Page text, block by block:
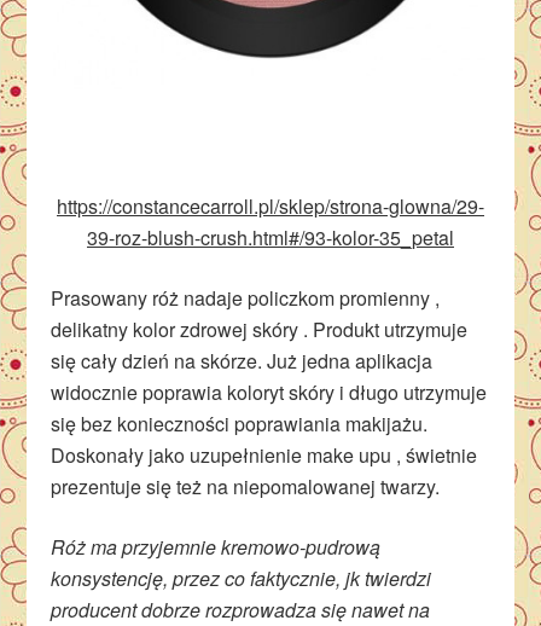
https://constancecarroll.pl/sklep/strona-glowna/29-
39-roz-blush-crush.html#/93-kolor-35_petal
Prasowany róż nadaje policzkom promienny ,
delikatny kolor zdrowej skóry . Produkt utrzymuje
się cały dzień na skórze. Już jedna aplikacja
widocznie poprawia koloryt skóry i długo utrzymuje
się bez konieczności poprawiania makijażu.
Doskonały jako uzupełnienie make upu , świetnie
prezentuje się też na niepomalowanej twarzy.
Róż ma przyjemnie kremowo-pudrową
konsystencję, przez co faktycznie, jk twierdzi
producent dobrze rozprowadza się nawet na